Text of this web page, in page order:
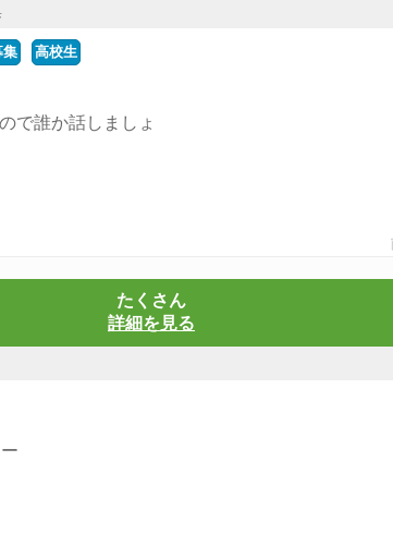
集 高校生
で誰か話しましょ
たくさん
詳細を見る